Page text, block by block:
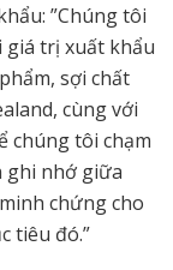
”Chúng tôi
giá trị xuất khẩu
sợi chất
cùng với
chúng tôi chạm
ghi nhớ giữa
chứng cho
tiêu đó.”